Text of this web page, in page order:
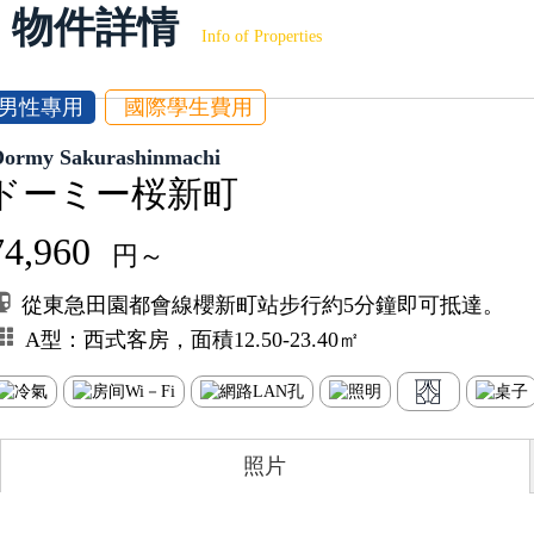
物件詳情 Info of Properties
性專用 國際學生費用
Sakurashinmachi
ーミー桜新町
円～
從東急田園都會線櫻新町站步行約5分鐘即可抵達。
A型：西式客房，面積12.50-23.40㎡
照片